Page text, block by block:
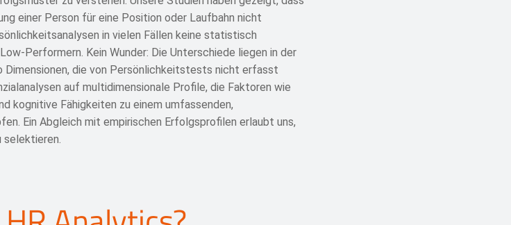
einer Person für eine Position oder Laufbahn nicht
in vielen Fällen keine statistisch
Performern. Kein Wunder: Die Unterschiede liegen in der
die von Persönlichkeitstests nicht erfasst
auf multidimensionale Profile, die Faktoren wie
kognitive Fähigkeiten zu einem umfassenden,
Ein Abgleich mit empirischen Erfolgsprofilen erlaubt uns,
selektieren.